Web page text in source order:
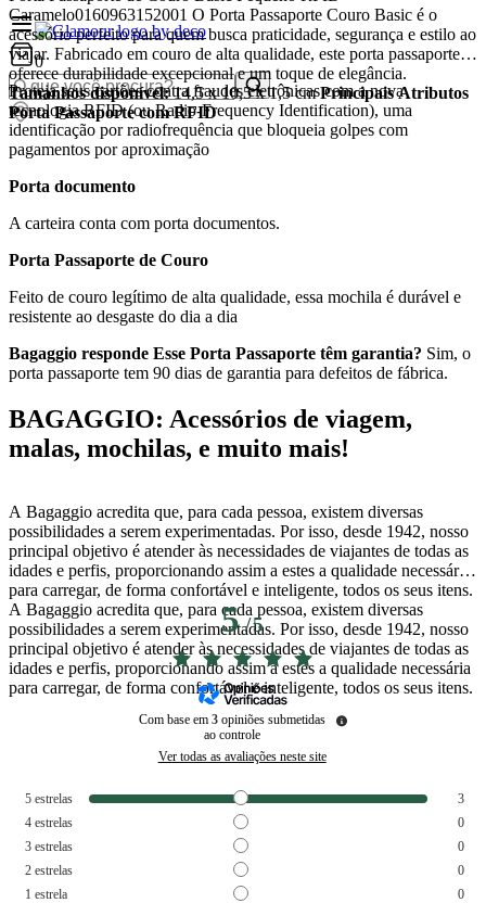
0
Caramelo0160963152001 O Porta Passaporte Couro Basic é o
acessório perfeito para quem busca praticidade, segurança e estilo ao
viajar. Fabricado em couro de alta qualidade, este porta passaporte
oferece durabilidade excepcional e um toque de elegância.
Tamanhos disponível:14,5 x 10,5 x 1,5 cmPrincipais Atributos
Porta Passaporte com RFID
Proteja seus cartões contra fraudes eletrônicas com a nova
tecnologia RFID (ou Radio-Frequency Identification), uma
identificação por radiofrequência que bloqueia golpes com
pagamentos por aproximação
Porta documento
A carteira conta com porta documentos.
Porta Passaporte de Couro
Feito de couro legítimo de alta qualidade, essa mochila é durável e
resistente ao desgaste do dia a dia
Bagaggio responde Esse Porta Passaporte têm garantia? Sim, o
porta passaporte tem 90 dias de garantia para defeitos de fábrica.
BAGAGGIO: Acessórios de viagem,
malas, mochilas, e muito mais!
A Bagaggio acredita que, para cada pessoa, existem diversas
possibilidades a serem experimentadas. Por isso, desde 1942, nosso
principal objetivo é atender às necessidades de viajantes de todas as
idades e perfis, proporcionando assim a estes a qualidade necessária
para carregar, de forma confortável e inteligente, todos os seus itens.
A Bagaggio acredita que, para cada pessoa, existem diversas
possibilidades a serem experimentadas. Por isso, desde 1942, nosso
principal objetivo é atender às necessidades de viajantes de todas as
idades e perfis, proporcionando assim a estes a qualidade necessária
para carregar, de forma confortável e inteligente, todos os seus itens.
5/5
Com base em3 opiniões submetidas
ao controle
Ver todas as avaliações neste site
5 estrelas
3
4 estrelas
0
3 estrelas
0
2 estrelas
0
1 estrela 0